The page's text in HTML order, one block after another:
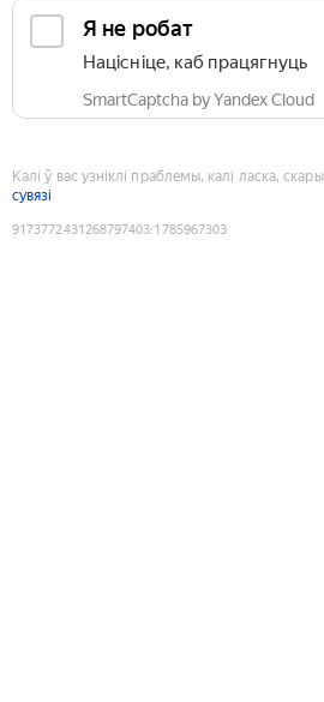
Я не робат
Націсніце, каб працягнуць
SmartCaptcha by Yandex Cloud
Калі ў вас узніклі праблемы, калі ласка,
сувязі
9173772431268797403:1785967303